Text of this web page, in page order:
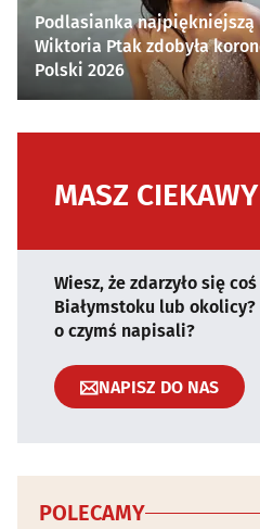
Podlasianka najpiękniejszą
Wiktoria Ptak zdobyła
Polski 2026
MASZ
Wiesz, że zdarzyło się
Białymstoku lub okolicy?
o czymś napisali?
NAPISZ DO NAS
POLECAMY